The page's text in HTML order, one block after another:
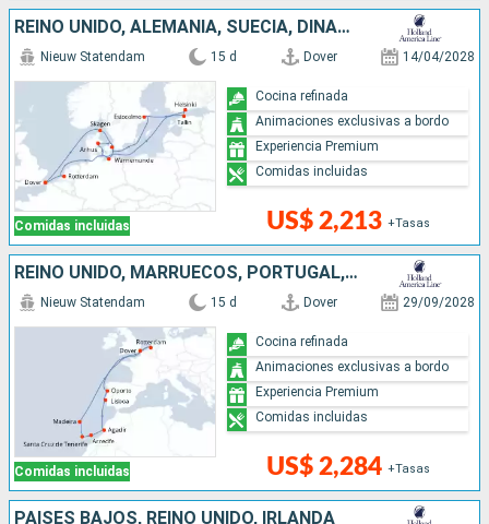
REINO UNIDO, ALEMANIA, SUECIA, DINAMARCA, FINLANDIA, ESTONIA, PAISES BAJOS
Comidas incluidas
Nieuw Statendam 15 d Dover 14/04/2028
US$ 2,213 +Tasas
Cocina refinada
Animaciones exclusivas a bordo
Experiencia Premium
Comidas incluidas
REINO UNIDO, MARRUECOS, PORTUGAL, PAISES BAJOS
Comidas incluidas
Nieuw Statendam 15 d Dover 29/09/2028
US$ 2,284 +Tasas
Cocina refinada
Animaciones exclusivas a bordo
Experiencia Premium
Comidas incluidas
PAISES BAJOS, REINO UNIDO, IRLANDA